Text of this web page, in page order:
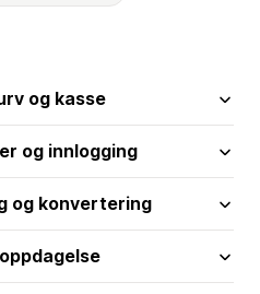
og kasse
og innlogging
og konvertering